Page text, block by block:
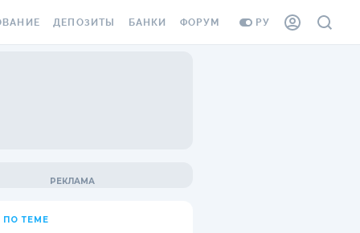
РУ
ДЕПОЗИТЫ
ВОПРОСЫ И ОТВЕТЫ
БАНКИ ФОРУМ
ПО ТЕМЕ